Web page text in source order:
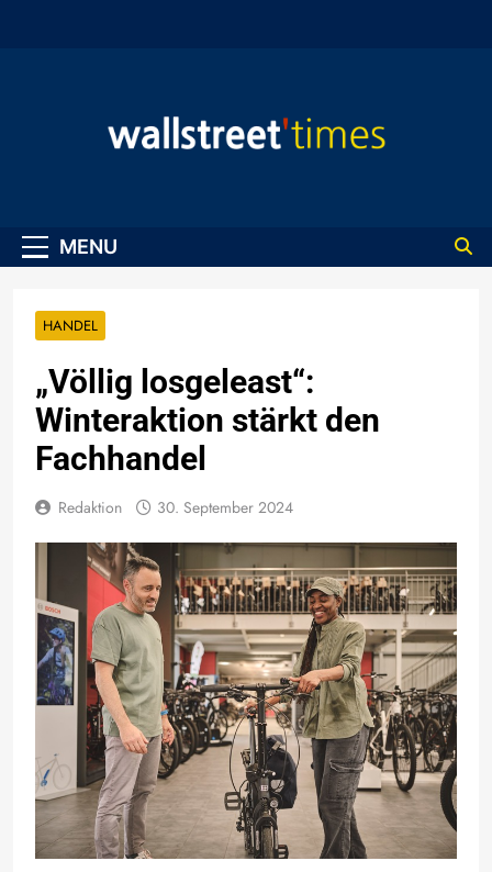
MENU
HANDEL
„Völlig losgeleast“:
Winteraktion stärkt den
Fachhandel
Redaktion 30. September 2024